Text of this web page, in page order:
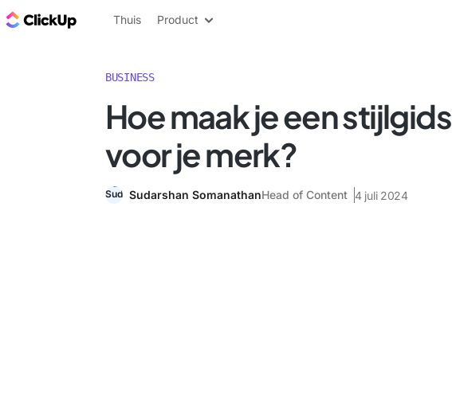
ClickUp Blog
Thuis Product
BUSINESS
Hoe maak je een stijlgids
voor je merk?
Sudarshan SomanathanHead of Content 4 juli 2024